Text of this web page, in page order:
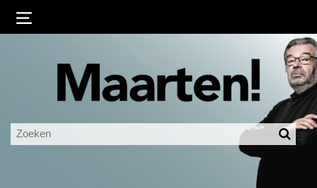
Ingelogd blijven
LOGIN